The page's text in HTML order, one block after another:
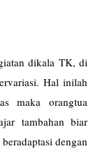
dikala TK, di
Hal inilah
maka orangtua
tambahan biar
dengan